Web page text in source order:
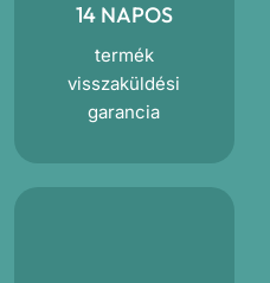
14 NAPOS
termék
visszaküldési
garancia